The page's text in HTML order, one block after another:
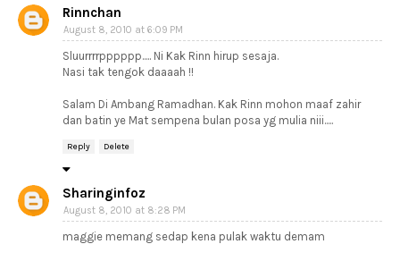
Rinnchan
August 8, 2010 at 6:09 PM
Sluurrrrpppppp..... Ni Kak Rinn hirup sesaja.
Nasi tak tengok daaaah !!
Salam Di Ambang Ramadhan. Kak Rinn mohon maaf zahir
dan batin ye Mat sempena bulan posa yg mulia niii.....
Reply Delete
Sharinginfoz
August 8, 2010 at 8:28 PM
maggie memang sedap kena pulak waktu demam